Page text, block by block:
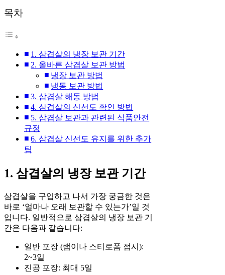
목차
1. 삼겹살의 냉장 보관 기간
2. 올바른 삼겹살 보관 방법
냉장 보관 방법
냉동 보관 방법
3. 삼겹살 해동 방법
4. 삼겹살의 신선도 확인 방법
5. 삼겹살 보관과 관련된 식품안전
규정
6. 삼겹살 신선도 유지를 위한 추가
팁
1. 삼겹살의 냉장 보관 기간
삼겹살을 구입하고 나서 가장 궁금한 것은
바로 ‘얼마나 오래 보관할 수 있는가’일 것
입니다. 일반적으로 삼겹살의 냉장 보관 기
간은 다음과 같습니다:
일반 포장 (랩이나 스티로폼 접시):
2~3일
진공 포장: 최대 5일